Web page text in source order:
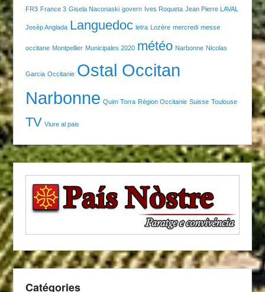
FR3 France 3 Gisela Naconaski govern Ives Roqueta Jean Pierre LAVAL
Josèp Anglada Languedoc letra Lozère mercredi messe
occitane Montpellier Municipales 2020 météo Narbonne Nicolas
Garcia Occitanie Ostal Occitan
Narbonne Quim Torra Région Occitanie Suisse Toulouse
TV Viure al pais
Catégories